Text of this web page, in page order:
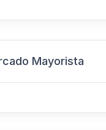
Mayorista